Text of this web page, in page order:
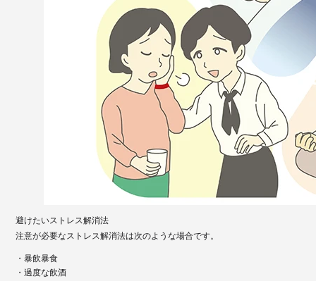
避けたいストレス解消法
注意が必要なストレス解消法は次のような場合です。
・暴飲暴食
・過度な飲酒